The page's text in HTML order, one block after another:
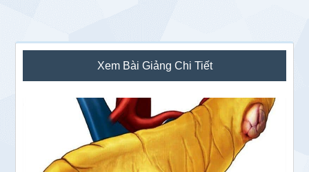
Sidebar
chính
Xem Bài Giảng Chi Tiết